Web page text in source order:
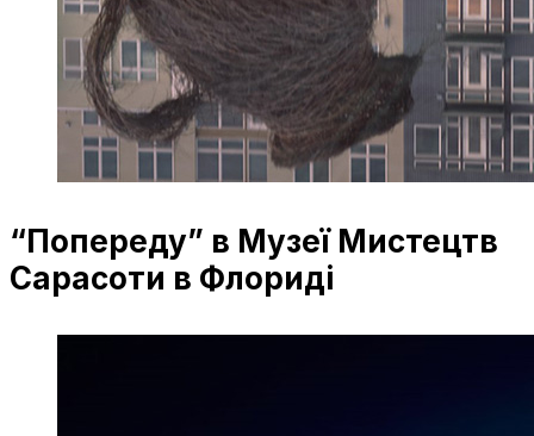
“Попереду” в Музеї Мистецтв
Сарасоти в Флориді